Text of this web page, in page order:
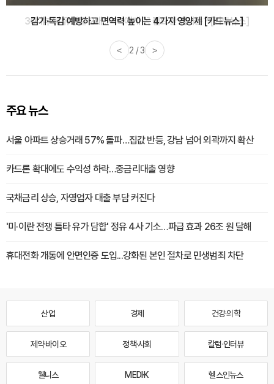
감기·독감 예방하고 면역력 높이는 4가지 영양제 [카드뉴스]
< 3 / 3 >
주요 뉴스
서울 아파트 상승거래 57% 돌파…집값 반등, 강남 넘어 외곽까지 확산
카드론 확대에도 수익성 하락…중금리대출 영향
국채금리 상승, 자영업자 대출 부담 커진다
'미·이란 전쟁 틈타 유가 담합' 정유 4사 기소…파급 효과 26조 원 달해
휴대전화 개통에 안면인증 도입...강화된 본인 절차로 민생범죄 차단
산업 경제 건강·의학
제약·바이오 정책·사회 칼럼·인터뷰
웰니스 MEDI·K 헬스인뉴스